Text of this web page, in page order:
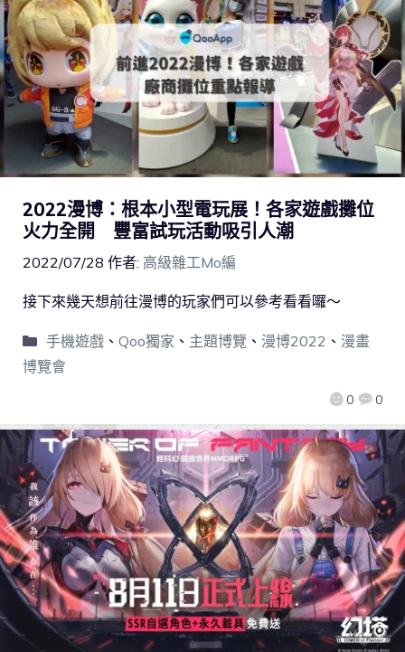
2022漫博：根本小型電玩展！各家遊戲攤位
火力全開 豐富試玩活動吸引人潮
2022/07/28 作者: 高級雜工Mo編
0 0
接下來幾天想前往漫博的玩家們可以參考看看囉～
手機遊戲、 Qoo獨家 、 主題博覽 、 漫博2022 、 漫畫
博覽會